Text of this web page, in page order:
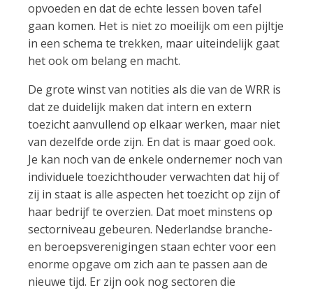
opvoeden en dat de echte lessen boven tafel
gaan komen. Het is niet zo moeilijk om een pijltje
in een schema te trekken, maar uiteindelijk gaat
het ook om belang en macht.
De grote winst van notities als die van de WRR is
dat ze duidelijk maken dat intern en extern
toezicht aanvullend op elkaar werken, maar niet
van dezelfde orde zijn. En dat is maar goed ook.
Je kan noch van de enkele ondernemer noch van
individuele toezichthouder verwachten dat hij of
zij in staat is alle aspecten het toezicht op zijn of
haar bedrijf te overzien. Dat moet minstens op
sectorniveau gebeuren. Nederlandse branche-
en beroepsverenigingen staan echter voor een
enorme opgave om zich aan te passen aan de
nieuwe tijd. Er zijn ook nog sectoren die